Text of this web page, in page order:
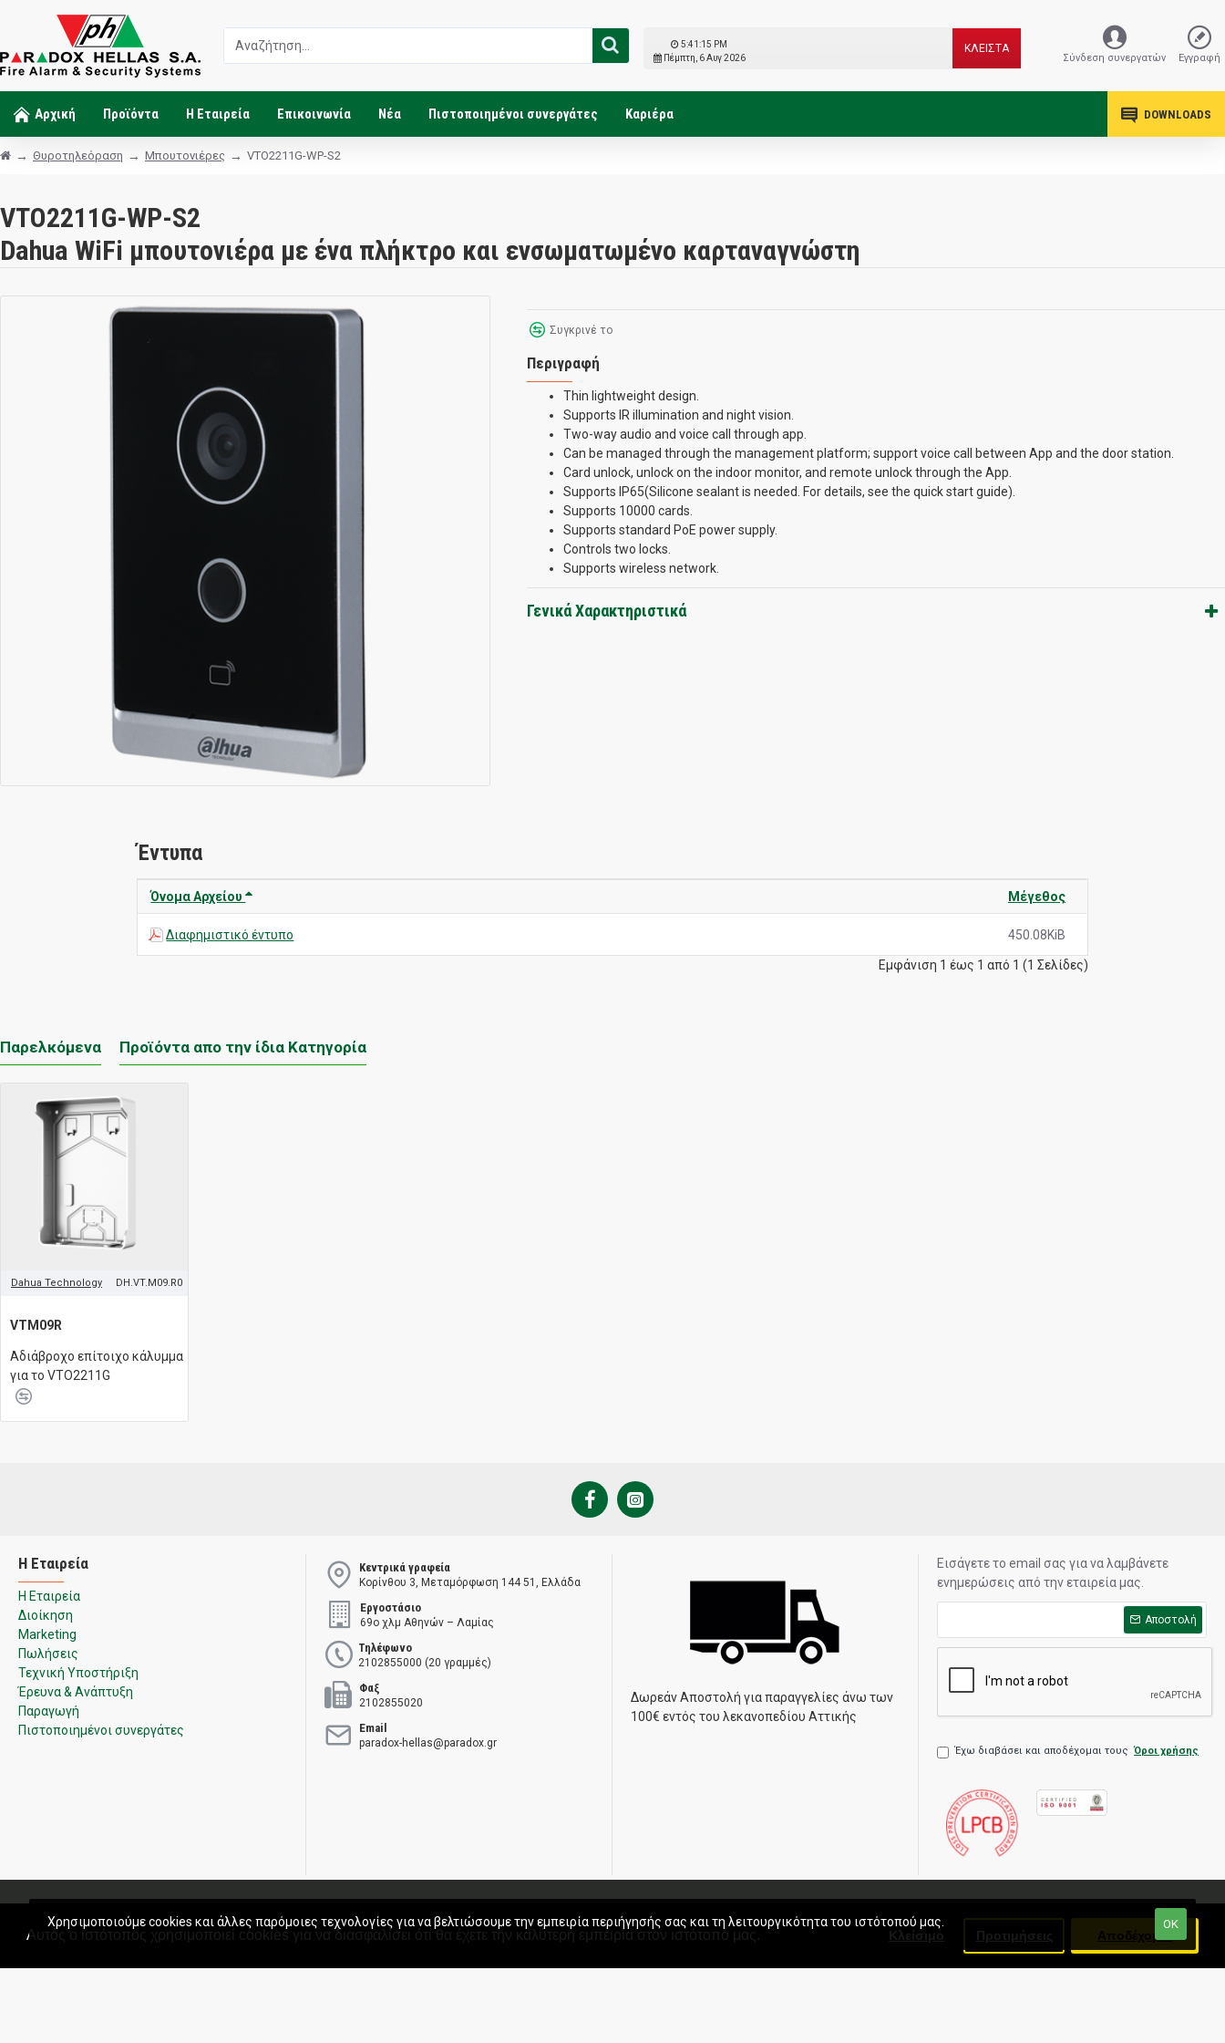
Αυτός ο ιστότοπος χρησιμοποιεί cookies για να διασφαλίσει ότι θα έχετε την καλύτερη εμπειρία στον ιστότοπό μας. Κλείσιμο Προτιμήσεις Αποδέχομαι
5:41:15 PM
Πέμπτη, 6 Αυγ 2026
ΚΛΕΙΣΤΑ
Σύνδεση συνεργατών Εγγραφή
Αρχική Προϊόντα Η Εταιρεία Επικοινωνία Νέα Πιστοποιημένοι συνεργάτες Καριέρα DOWNLOADS
Θυροτηλεόραση Μπουτονιέρες VTO2211G-WP-S2
VTO2211G-WP-S2
Dahua WiFi μπουτονιέρα με ένα πλήκτρο και ενσωματωμένο καρταναγνώστη
Συγκρινέ το
Περιγραφή
Thin lightweight design.
Supports IR illumination and night vision.
Two-way audio and voice call through app.
Can be managed through the management platform; support voice call between App and the door station.
Card unlock, unlock on the indoor monitor, and remote unlock through the App.
Supports IP65(Silicone sealant is needed. For details, see the quick start guide).
Supports 10000 cards.
Supports standard PoE power supply.
Controls two locks.
Supports wireless network.
Γενικά Χαρακτηριστικά
Έντυπα
Όνομα Αρχείου Μέγεθος
Διαφημιστικό έντυπο 450.08KiB
Εμφάνιση 1 έως 1 από 1 (1 Σελίδες)
Παρελκόμενα Προϊόντα απο την ίδια Κατηγορία
Dahua Technology DH.VT.M09.R0
VTM09R
Αδιάβροχο επίτοιχο κάλυμμα
για το VTO2211G
Η Εταιρεία
Η Εταιρεία
Διοίκηση
Marketing
Πωλήσεις
Τεχνική Υποστήριξη
Έρευνα & Ανάπτυξη
Παραγωγή
Πιστοποιημένοι συνεργάτες
Κεντρικά γραφεία
Κορίνθου 3, Μεταμόρφωση 144 51, Ελλάδα
Εργοστάσιο
69ο χλμ Αθηνών – Λαμίας
Τηλέφωνο
2102855000 (20 γραμμές)
Φαξ
2102855020
Email
paradox-hellas@paradox.gr
Δωρεάν Αποστολή για παραγγελίες άνω των
100€ εντός του λεκανοπεδίου Αττικής
Εισάγετε το email σας για να λαμβάνετε
ενημερώσεις από την εταιρεία μας.
Αποστολή
Έχω διαβάσει και αποδέχομαι τους Όροι χρήσης
Πολιτική Ποιότητας Όροι χρήσης Πολιτική Πωλήσεων
Εγγύηση
Copyright © 2020 Paradox Hellas S.A. All rights reserved.
ΟΚ
Χρησιμοποιούμε cookies και άλλες παρόμοιες τεχνολογίες για να βελτιώσουμε την εμπειρία περιήγησής σας και τη λειτουργικότητα του ιστότοπού μας.